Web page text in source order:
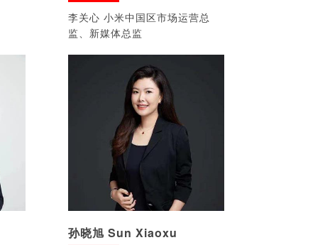
李关心 小米中国区市场运营总
监、新媒体总监
孙晓旭 Sun Xiaoxu